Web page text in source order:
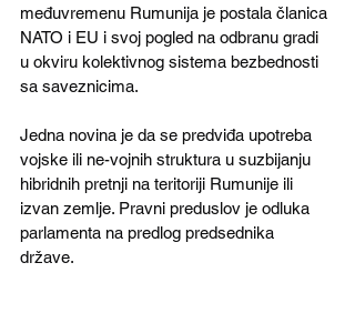
međuvremenu Rumunija je postala članica
NATO i EU i svoj pogled na odbranu gradi
u okviru kolektivnog sistema bezbednosti
sa saveznicima.
Jedna novina je da se predviđa upotreba
vojske ili ne-vojnih struktura u suzbijanju
hibridnih pretnji na teritoriji Rumunije ili
izvan zemlje. Pravni preduslov je odluka
parlamenta na predlog predsednika
države.